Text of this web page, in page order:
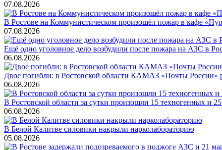
07.08.2026
В Ростове на Коммунистическом произошёл пожар в кафе
07.08.2026
Ещё одно уголовное дело возбудили после пожара на АЗС в
06.08.2026
Двое погибли: в Ростовской области КАМАЗ «Почты России»
06.08.2026
В Ростовской области за сутки произошли 15 техногенных и
06.08.2026
В Белой Калитве силовики накрыли нарколабораторию
05.08.2026